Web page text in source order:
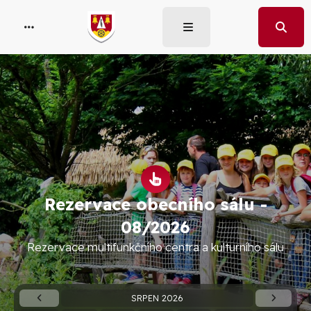
Rezervace obecního sálu -
08/2026
Rezervace multifunkčního centra a kulturního sálu
SRPEN 2026